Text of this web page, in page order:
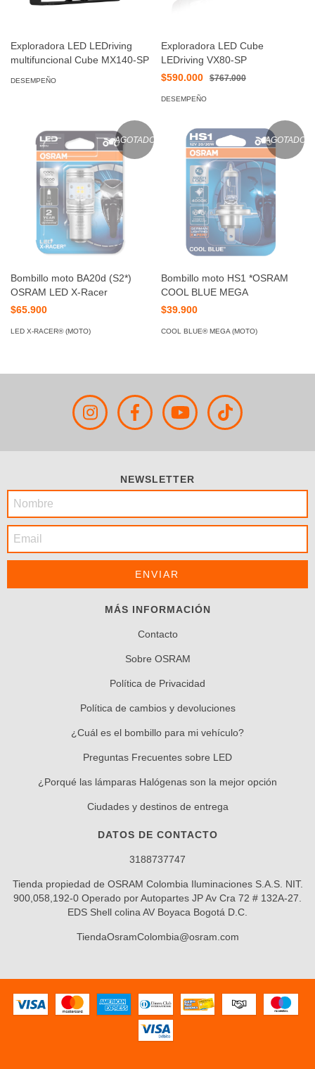
Exploradora LED LEDriving
multifuncional Cube MX140-SP
DESEMPEÑO
Exploradora LED Cube
LEDriving VX80-SP
$590.000
$767.000
DESEMPEÑO
AGOTADO
Bombillo moto BA20d (S2*)
OSRAM LED X-Racer
$65.900
LED X-RACER® (MOTO)
AGOTADO
Bombillo moto HS1 *OSRAM
COOL BLUE MEGA
$39.900
COOL BLUE® MEGA (MOTO)
NEWSLETTER
MÁS INFORMACIÓN
Contacto
Sobre OSRAM
Política de Privacidad
Política de cambios y devoluciones
¿Cuál es el bombillo para mi vehículo?
Preguntas Frecuentes sobre LED
¿Porqué las lámparas Halógenas son la mejor opción
Ciudades y destinos de entrega
DATOS DE CONTACTO
3188737747
Tienda propiedad de OSRAM Colombia Iluminaciones S.A.S. NIT.
900,058,192-0 Operado por Autopartes JP Av Cra 72 # 132A-27.
EDS Shell colina AV Boyaca Bogotá D.C.
TiendaOsramColombia@osram.com